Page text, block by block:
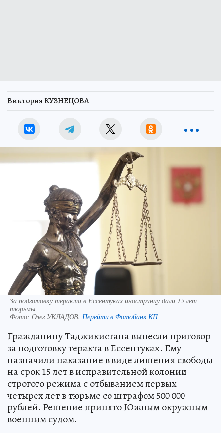
Виктория КУЗНЕЦОВА
За подготовку теракта в Ессентуках иностранцу дали 15 лет
тюрьмы
Фото: Олег УКЛАДОВ. Перейти в Фотобанк КП
Гражданину Таджикистана вынесли приговор
за подготовку теракта в Ессентуках. Ему
назначили наказание в виде лишения свободы
на срок 15 лет в исправительной колонии
строгого режима с отбыванием первых
четырех лет в тюрьме со штрафом 500 000
рублей. Решение принято Южным окружным
военным судом.